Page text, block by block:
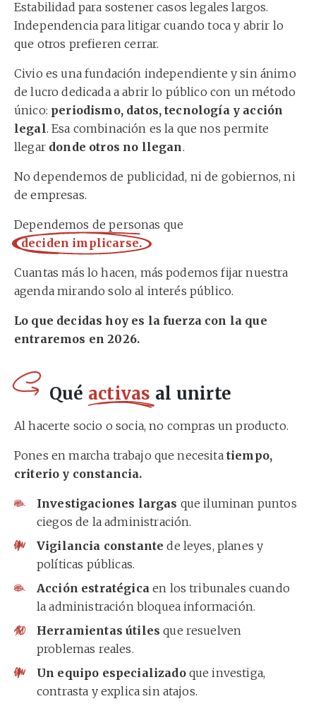
Estabilidad para sostener casos legales largos.
Independencia para litigar cuando toca y abrir lo
que otros prefieren cerrar.
Civio es una fundación independiente y sin ánimo
de lucro dedicada a abrir lo público con un método
único: periodismo, datos, tecnología y acción
legal. Esa combinación es la que nos permite
llegar donde otros no llegan.
No dependemos de publicidad, ni de gobiernos, ni
de empresas.
Dependemos de personas que
deciden implicarse.
Cuantas más lo hacen, más podemos fijar nuestra
agenda mirando solo al interés público.
Lo que decidas hoy es la fuerza con la que
entraremos en 2026.
Qué activas al unirte
Al hacerte socio o socia, no compras un producto.
Pones en marcha trabajo que necesita tiempo,
criterio y constancia.
Investigaciones largas que iluminan puntos
ciegos de la administración.
Vigilancia constante de leyes, planes y
políticas públicas.
Acción estratégicaen los tribunales cuando
la administración bloquea información.
Herramientas útiles que resuelven
problemas reales.
Un equipo especializadoque investiga,
contrasta y explica sin atajos.